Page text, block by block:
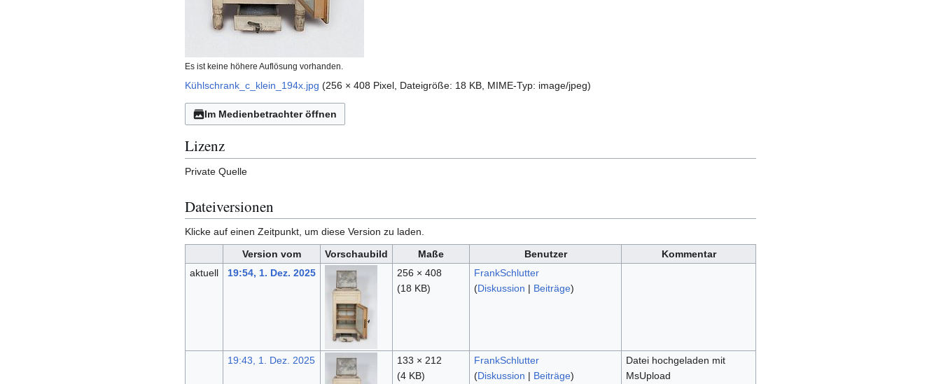
Es ist keine höhere Auflösung vorhanden.
Kühlschrank_c_klein_194x.jpg (256 × 408 Pixel, Dateigröße: 18 KB, MIME-Typ: image/jpeg)
Im Medienbetrachter öffnen
Lizenz
Private Quelle
Dateiversionen
Klicke auf einen Zeitpunkt, um diese Version zu laden.
Version vom
Vorschaubild Maße Benutzer
Kommentar
aktuell
19:54, 1. Dez. 2025
256 × 408
(18 KB)
FrankSchlutter
(Diskussion | Beiträge)
19:43, 1. Dez. 2025
133 × 212
(4 KB)
FrankSchlutter
(Diskussion | Beiträge)
Datei hochgeladen mit
MsUpload